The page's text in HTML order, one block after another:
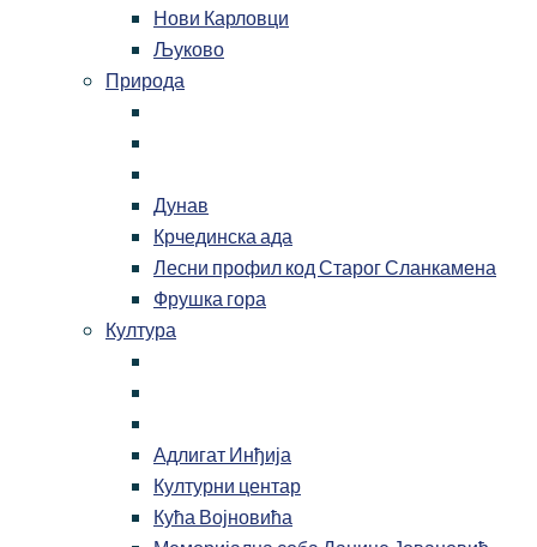
Нови Карловци
Љуково
Природа
Дунав
Крчединска ада
Лесни профил код Старог Сланкамена
Фрушка гора
Култура
Адлигат Инђија
Културни центар
Кућа Војновића